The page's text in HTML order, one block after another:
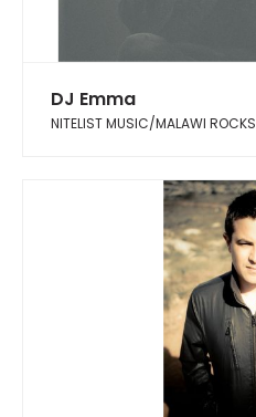
DJ Emma
NITELIST MUSIC/MALAWI ROCKS